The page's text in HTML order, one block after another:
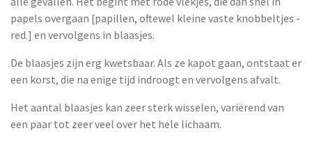
papels overgaan [papillen, oftewel kleine vaste knobbeltjes -
red.] en vervolgens in blaasjes.
De blaasjes zijn erg kwetsbaar. Als ze kapot gaan, ontstaat er
een korst, die na enige tijd indroogt en vervolgens afvalt.
Het aantal blaasjes kan zeer sterk wisselen, variërend van
een paar tot zeer veel over het hele lichaam.